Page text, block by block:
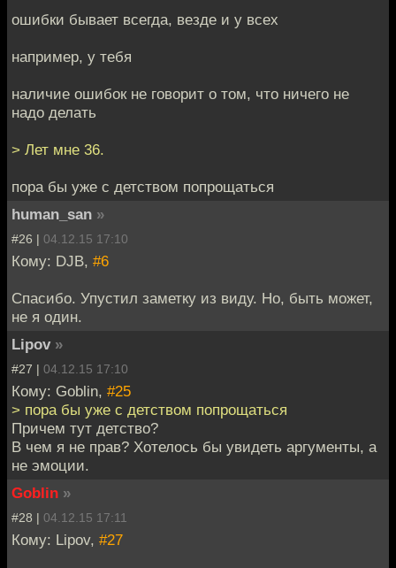
ошибки бывает всегда, везде и у всех
например, у тебя
наличие ошибок не говорит о том, что ничего не
надо делать
> Лет мне 36.
пора бы уже с детством попрощаться
human_san »
#26 | 04.12.15 17:10
Кому: DJB, #6
Спасибо. Упустил заметку из виду. Но, быть может,
не я один.
Lipov »
#27 | 04.12.15 17:10
Кому: Goblin, #25
> пора бы уже с детством попрощаться
Причем тут детство?
В чем я не прав? Хотелось бы увидеть аргументы, а
не эмоции.
Goblin »
#28 | 04.12.15 17:11
Кому: Lipov, #27